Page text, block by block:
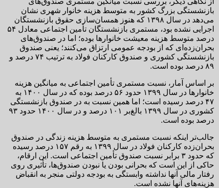
بازنشستگی بزرگ کشور به متوسط هزینه خانوار شهری نشان
می‌دهد در سال ۱۳۹۸ که هنوز همسان‌سازی حقوق بازنشستگان
اجرایی نشده بود، مستمری بازنشستگان تأمین اجتماعی معادل ۵۴
درصد متوسط هزینه معیشت خانوارها بوده؛ اما در صندوق‌های
بحران‌زده‌ای که از بودجه عمومی ارتزاق می‌کنند؛ یعنی صندوق
بازنشستگی کشوری و صندوق کارکنان فولاد به ترتیب ۷۴ درصد و
۸۹ درصد بوده است.
بر اساس آمار، نسبت مستمری تأمین اجتماعی به میانگین هزینه
خانوارها در سال ۱۳۹۹ حدود ۵۶ درصد بوده که در سال ۱۴۰۰ به
۴۷ درصد رسیده است؛ اما همین نسبت به در صندوق بازنشستگی
کشوری در سال ۱۳۹۹ بالغ‌بر ۱۰۱ درصد و در سال ۱۴۰۰ حدود ۹۳
درصد بوده است.
جالب‌تر اینکه نسبت مستمری به متوسط هزینه زندگی در صندوق
بحران‌زده کارکنان فولاد در سال ۱۳۹۹ به رقم ۱۵۷ درصد رسیده
که حدود ۳ برابر نسبت صندوق تأمین اجتماعی است. این ارقام،
حاکی از این است که بحرانی بودن یا نبودن صندوق‌ها، تأثیری روی
رفتار مالی آنها نداشته وابستگی به بودجه دولتی منجر به انقباض
هزینه‌های آنها نشده است.